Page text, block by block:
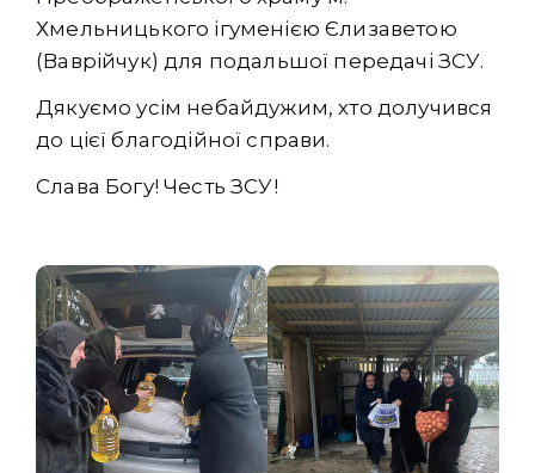
Хмельницького ігуменією Єлизаветою
(Ваврійчук) для подальшої передачі ЗСУ.
Дякуємо усім небайдужим, хто долучився
до цієї благодійної справи.
Слава Богу! Честь ЗСУ!